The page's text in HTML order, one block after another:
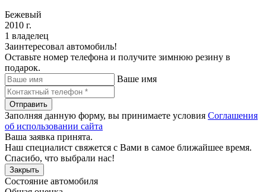
Бежевый
2010 г.
1 владелец
Заинтересовал автомобиль!
Оставьте номер телефона и получите зимнюю резину в
подарок.
Ваше имя
Отправить
Заполняя данную форму, вы принимаете условия Соглашения
об использовании сайта
Ваша заявка принята.
Наш специалист свяжется с Вами в самое ближайшее время.
Спасибо, что выбрали нас!
Закрыть
Состояние автомобиля